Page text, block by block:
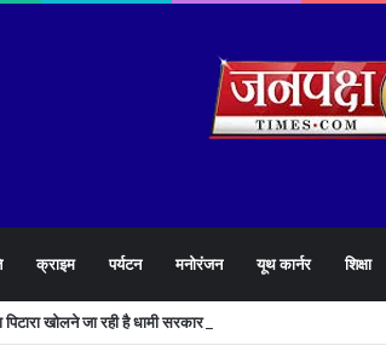
क्राइम पर्यटन मनोरंजन यूथ कार्नर शिक्षा
पिटारा खोलने जा रही है धामी सरकार,युवाओं को मिलेगी 34 हजार